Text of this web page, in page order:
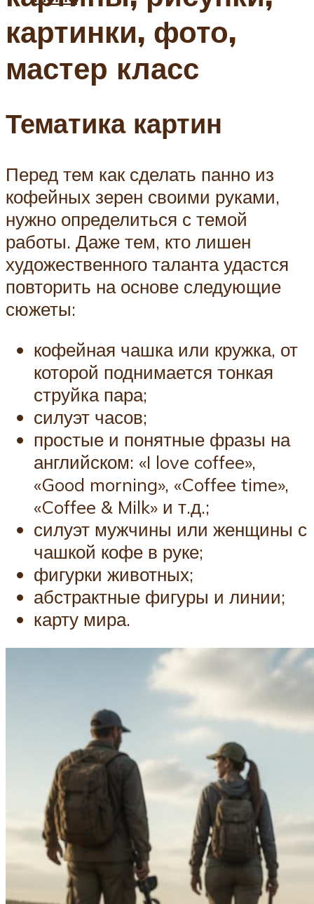
картинки, фото,
мастер класс
Тематика картин
Перед тем как сделать панно из
кофейных зерен своими руками,
нужно определиться с темой
работы. Даже тем, кто лишен
художественного таланта удастся
повторить на основе следующие
сюжеты:
кофейная чашка или кружка, от
которой поднимается тонкая
струйка пара;
силуэт часов;
простые и понятные фразы на
английском: «I love coffee»,
«Good morning», «Coffee time»,
«Coffee & Milk» и т.д.;
силуэт мужчины или женщины с
чашкой кофе в руке;
фигурки животных;
абстрактные фигуры и линии;
карту мира.